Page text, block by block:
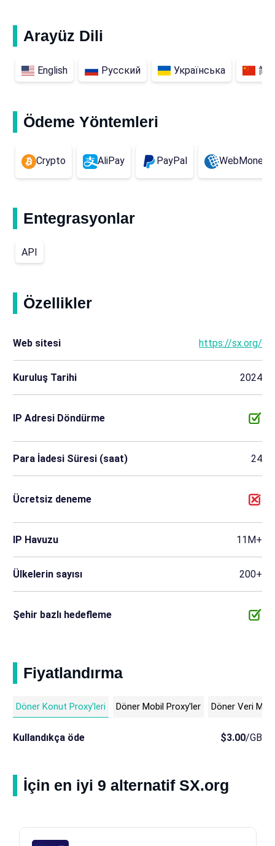
Arayüz Dili
English Русский Українська 简
Ödeme Yöntemleri
Crypto AliPay PayPal WebMoney
Entegrasyonlar
API
Özellikler
Web sitesi https://sx.org/
Kuruluş Tarihi 2024
IP Adresi Döndürme
Para İadesi Süresi (saat) 24
Ücretsiz deneme
IP Havuzu 11M+
Ülkelerin sayısı 200+
Şehir bazlı hedefleme
Fiyatlandırma
Döner Konut Proxy'leri Döner Mobil Proxy'ler Döner Veri
Kullandıkça öde $3.00/GB
İçin en iyi 9 alternatif SX.org